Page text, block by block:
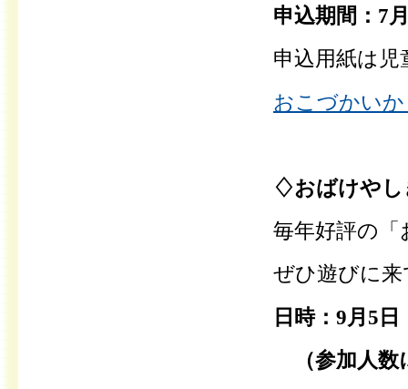
申込期間：7
申込用紙は
おこづかい
♢おばけや
毎年好評の
ぜひ遊びに
日時：9月5
（参加人数